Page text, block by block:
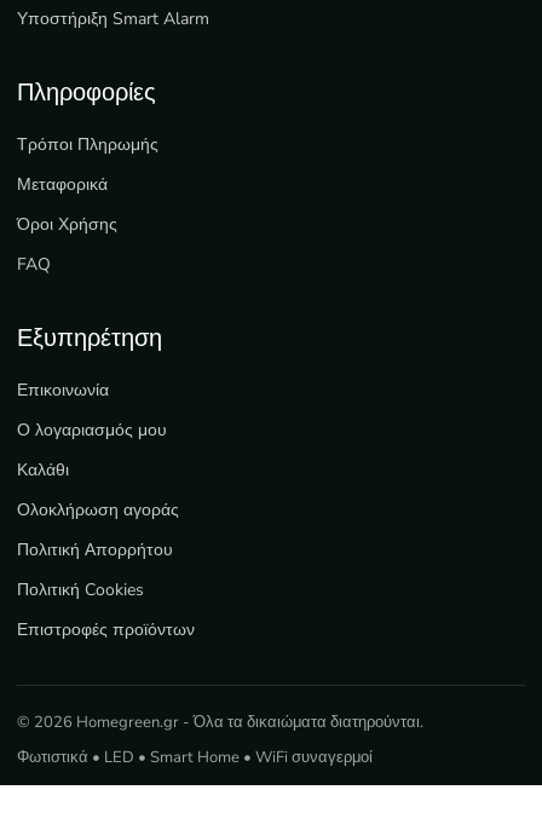
Υποστήριξη Smart Alarm
Πληροφορίες
Τρόποι Πληρωμής
Μεταφορικά
Όροι Χρήσης
FAQ
Εξυπηρέτηση
Επικοινωνία
Ο λογαριασμός μου
Καλάθι
Ολοκλήρωση αγοράς
Πολιτική Απορρήτου
Πολιτική Cookies
Επιστροφές προϊόντων
© 2026 Homegreen.gr - Όλα τα δικαιώματα διατηρούνται.
Φωτιστικά • LED • Smart Home • WiFi συναγερμοί